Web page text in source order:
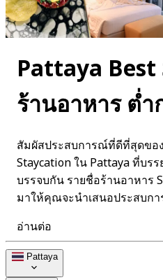
Pattaya
ร้านอาหาร ต่
สัมผัสประสบการณ์ที่ดีที่สุดขอ
Staycation ใน Pattaya ที่บร
บรรจบกัน รายชื่อร้านอาหาร
มาให้คุณจะนำเสนอประสบก
อ่านต่อ
Pattaya